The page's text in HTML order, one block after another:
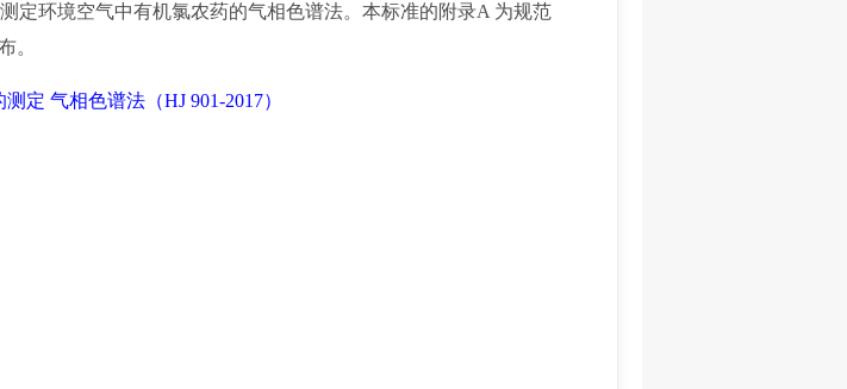
定环境空气中有机氯农药的气相色谱法。本标准的附录A 为规范
。
定 气相色谱法（HJ 901-2017）